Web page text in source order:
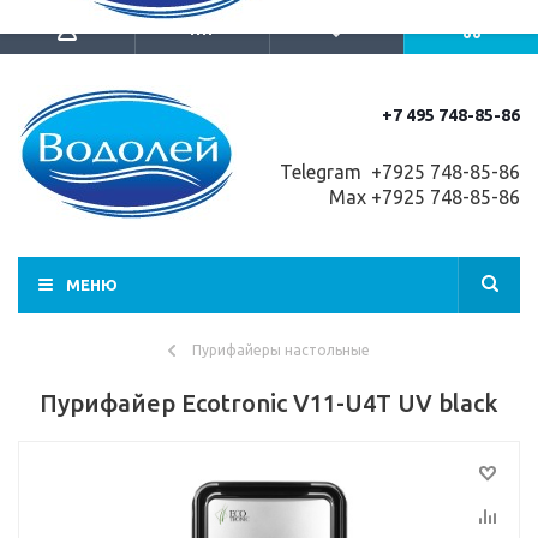
+7 495 748-85-86
Telegram +7925 748-85-86
Max +7925 748-85-86
МЕНЮ
Пурифайеры настольные
Пурифайер Ecotronic V11-U4T UV black